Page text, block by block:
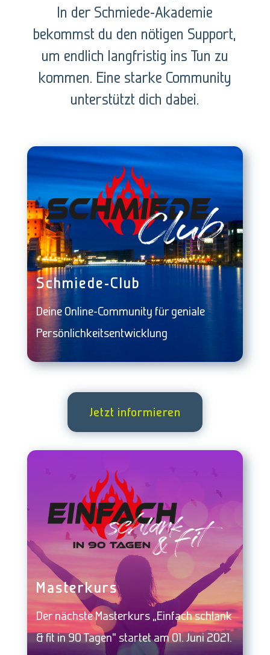
In der Schmiede-Akademie
bekommst du den nötigen Support,
um endlich langfristig ins Tun zu
kommen. Eine starke Community
unterstützt dich dabei.
Schmiede-Club
Deine Online-Community für geniale
Persönlichkeitsentwicklung
Jetzt informieren
Masterkurs
Der nächste Masterkurs „Einfach schlank
& fit in 90 Tagen“ startet am 01. Juni 2021.